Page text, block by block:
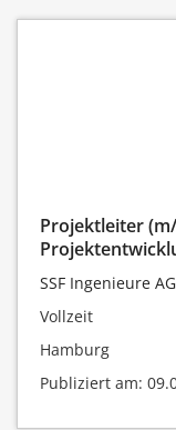
Projektleiter
SSF Ingenieure AG
Vollzeit
Hamburg
Publiziert am: